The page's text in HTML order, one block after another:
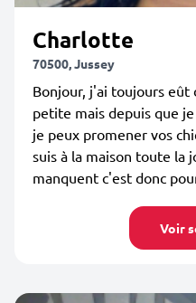
Charlotte
70500, Jussey
Bonjour, j'ai toujours eût
petite mais depuis que
je peux promener vos
suis à la maison toute la
manquent c'est donc
Voir